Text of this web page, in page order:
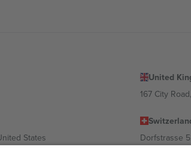
United
167 City
States
Dorfstrasse